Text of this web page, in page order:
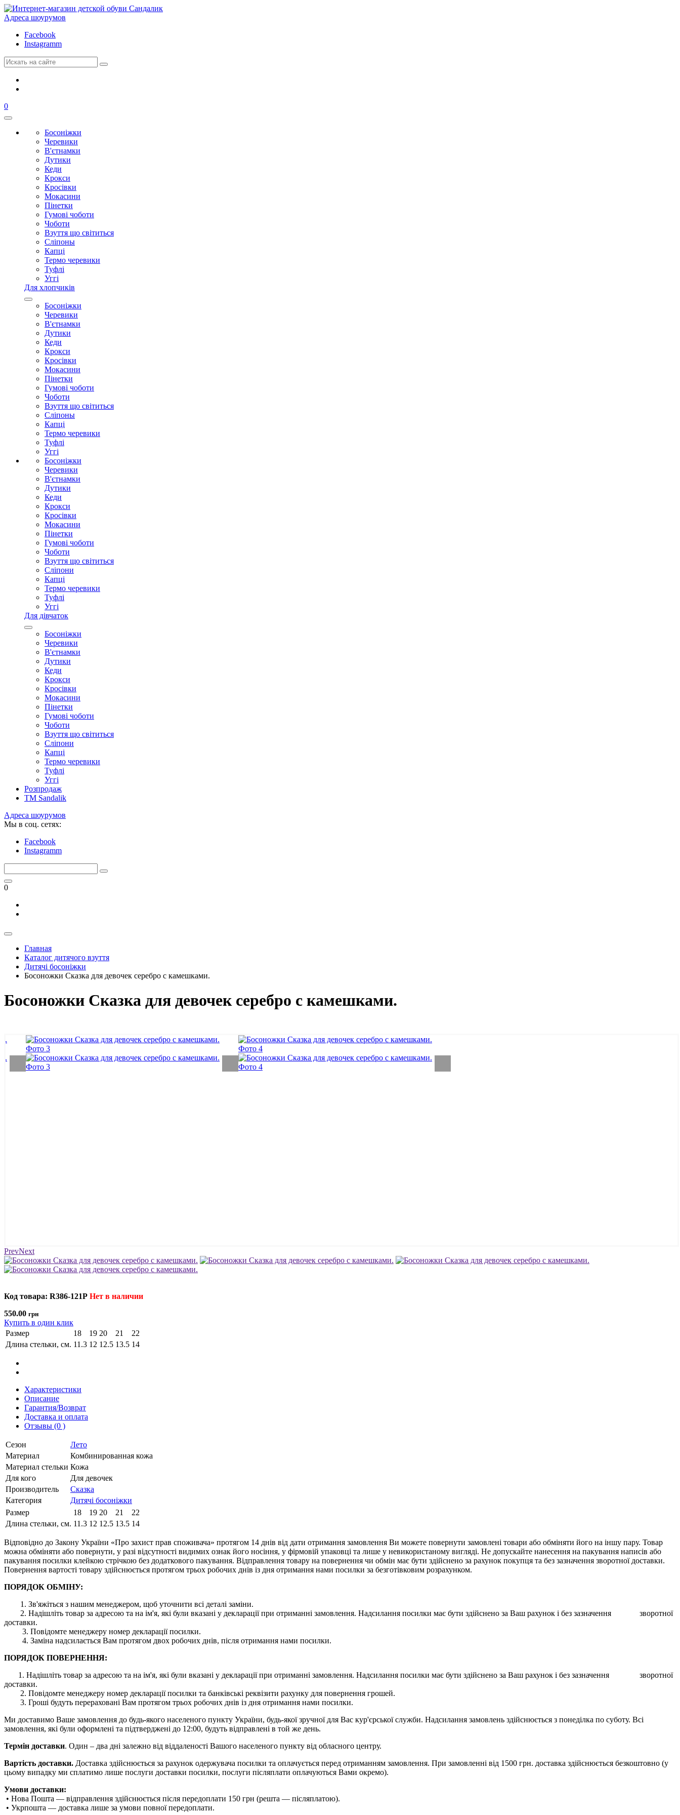
Адреса шоурумов
Facebook
Instagramm
0
Босоніжки
Черевики
В'єтнамки
Дутики
Кеди
Крокси
Кросівки
Мокасини
Пінетки
Гумові чоботи
Чоботи
Взуття що світиться
Сліпоны
Капці
Термо черевики
Туфлі
Уггі
Для хлопчиків
Босоніжки
Черевики
В'єтнамки
Дутики
Кеди
Крокси
Кросівки
Мокасини
Пінетки
Гумові чоботи
Чоботи
Взуття що світиться
Сліпоны
Капці
Термо черевики
Туфлі
Уггі
Босоніжки
Черевики
В'єтнамки
Дутики
Кеди
Крокси
Кросівки
Мокасини
Пінетки
Гумові чоботи
Чоботи
Взуття що світиться
Сліпони
Капці
Термо черевики
Туфлі
Уггі
Для дівчаток
Босоніжки
Черевики
В'єтнамки
Дутики
Кеди
Крокси
Кросівки
Мокасини
Пінетки
Гумові чоботи
Чоботи
Взуття що світиться
Сліпони
Капці
Термо черевики
Туфлі
Уггі
Розпродаж
TM Sandalik
Адреса шоурумов
Мы в соц. сетях:
Facebook
Instagramm
0
Главная
Каталог дитячого взуття
Дитячі босоніжки
Босоножки Сказка для девочек серебро с камешками.
Босоножки Сказка для девочек серебро с камешками.
PrevNext
Код товара: R386-121P Нет в наличии
550.00 грн
Купить в один клик
Размер
18 19 20 21
22
Длина стельки, см. 11.3 12 12.5 13.5 14
Характеристики
Описание
Гарантия/Возврат
Доставка и оплата
Отзывы (0 )
Сезон
Лето
Материал
Комбинированная кожа
Материал стельки Кожа
Для кого
Для девочек
Производитель
Сказка
Категория
Дитячі босоніжки
Размер
18 19 20 21
22
Длина стельки, см. 11.3 12 12.5 13.5 14
Відповідно до Закону України «Про захист прав споживача» протягом 14 днів від дати отримання замовлення Ви можете повернути замовлені товари або обміняти його на іншу пару. Товар
можна обміняти або повернути, у разі відсутності видимих ​​ознак його носіння, у фірмовій упаковці та лише у невикористаному вигляді. Не допускайте нанесення на пакування написів або
пакування посилки клейкою стрічкою без додаткового пакування. Відправлення товару на повернення чи обмін має бути здійснено за рахунок покупця та без зазначення зворотної доставки.
Повернення вартості товару здійснюється протягом трьох робочих днів із дня отримання нами посилки за безготівковим розрахунком.
ПОРЯДОК ОБМІНУ:
1. Зв'яжіться з нашим менеджером, щоб уточнити всі деталі заміни.
2. Надішліть товар за адресою та на ім'я, які були вказані у декларації при отриманні замовлення. Надсилання посилки має бути здійснено за Ваш рахунок і без зазначення зворотної
доставки.
3. Повідомте менеджеру номер декларації посилки.
4. Заміна надсилається Вам протягом двох робочих днів, після отримання нами посилки.
ПОРЯДОК ПОВЕРНЕННЯ:
1. Надішліть товар за адресою та на ім'я, які були вказані у декларації при отриманні замовлення. Надсилання посилки має бути здійснено за Ваш рахунок і без зазначення зворотної
доставки.
2. Повідомте менеджеру номер декларації посилки та банківські реквізити рахунку для повернення грошей.
3. Гроші будуть перераховані Вам протягом трьох робочих днів із дня отримання нами посилки.
Ми доставимо Ваше замовлення до будь-якого населеного пункту України, будь-якої зручної для Вас кур'єрської служби. Надсилання замовлень здійснюється з понеділка по суботу. Всі
замовлення, які були оформлені та підтверджені до 12:00, будуть відправлені в той же день.
Термін доставки. Один – два дні залежно від віддаленості Вашого населеного пункту від обласного центру.
Вартість доставки. Доставка здійснюється за рахунок одержувача посилки та оплачується перед отриманням замовлення. При замовленні від 1500 грн. доставка здійснюється безкоштовно (у
цьому випадку ми сплатимо лише послуги доставки посилки, послуги післяплати оплачуються Вами окремо).
Умови доставки:
• Нова Пошта — відправлення здійснюється після передоплати 150 грн (решта — післяплатою).
• Укрпошта — доставка лише за умови повної передоплати.